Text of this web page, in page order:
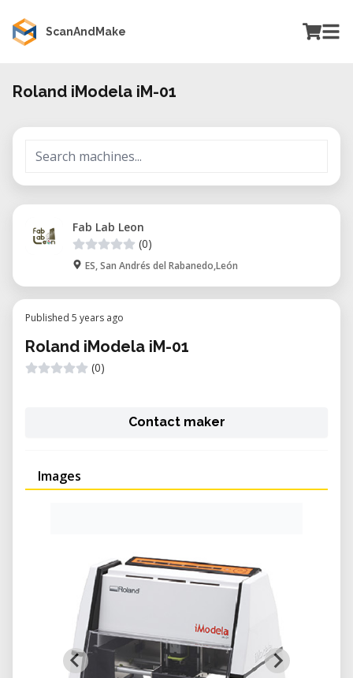
ScanAndMake
Roland iModela iM-01
Fab Lab Leon
(0)
ES, San Andrés del Rabanedo,León
Published 5 years ago
Roland iModela iM-01
(0)
Contact maker
Images